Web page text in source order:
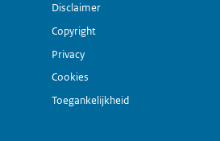
Disclaimer
Copyright
Privacy
Cookies
Toegankelijkheid